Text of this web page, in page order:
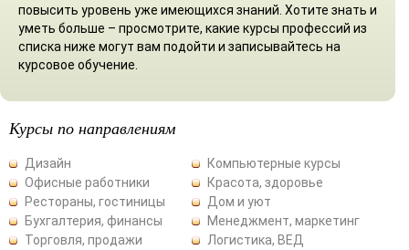
повысить уровень уже имеющихся знаний. Хотите знать и
уметь больше – просмотрите, какие курсы профессий из
списка ниже могут вам подойти и записывайтесь на
курсовое обучение.
Курсы по направлениям
Дизайн
Компьютерные курсы
Офисные работники
Красота, здоровье
Рестораны, гостиницы
Дом и уют
Бухгалтерия, финансы
Менеджмент, маркетинг
Торговля, продажи
Логистика, ВЕД